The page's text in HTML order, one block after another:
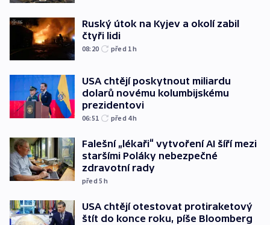
Ruský útok na Kyjev a okolí zabil
čtyři lidi
08:20 před 1h
USA chtějí poskytnout miliardu
dolarů novému kolumbijskému
prezidentovi
06:51 před 4h
Falešní „lékaři“ vytvoření AI šíří mezi
staršími Poláky nebezpečné
zdravotní rady
před 5h
USA chtějí otestovat protiraketový
štít do konce roku, píše Bloomberg